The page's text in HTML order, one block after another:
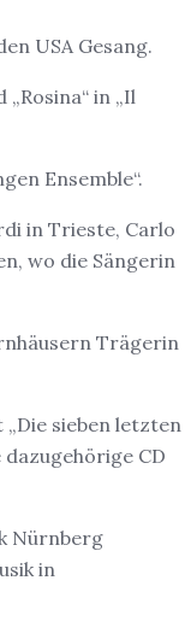
USA Gesang.
in „Il
Ensemble“.
in Trieste, Carlo
wo die Sängerin
Trägerin
sieben letzten
CD
Nürnberg
in